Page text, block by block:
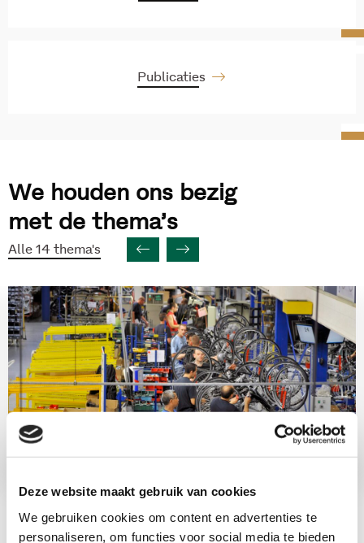
Deze website maakt gebruik van cookies
We gebruiken cookies om content en advertenties te
personaliseren, om functies voor social media te bieden
Publicaties
We houden ons bezig
met de thema’s
Alle 14 thema's
(Arbeids)participatie